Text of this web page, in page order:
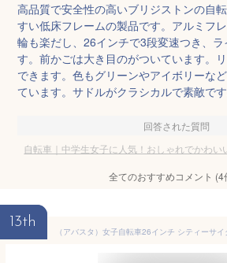
高品質で安全性の高いブリジストンの自
すい低床フレームの製品です。アルミフ
輪も楽だし、26インチで3段変速つき、
す。前かごは大き目のがついています。
できます。色もグリーンやアイボリーな
ています。サドルがクラシカルで素敵です
回答された質問
自転車｜中学生女子に人気！おしゃれでかわい
全てのおすすめコメント (4
13th